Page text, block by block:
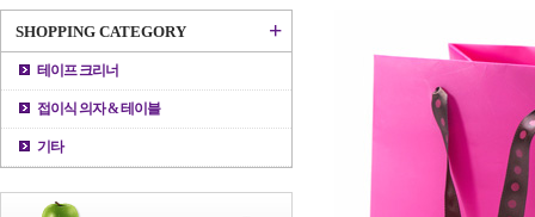
SHOPPING CATEGORY +
테이프 크리너
접이식 의자 & 테이블
기타